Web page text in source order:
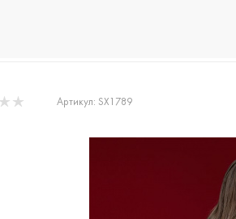
Артикул: SX1789